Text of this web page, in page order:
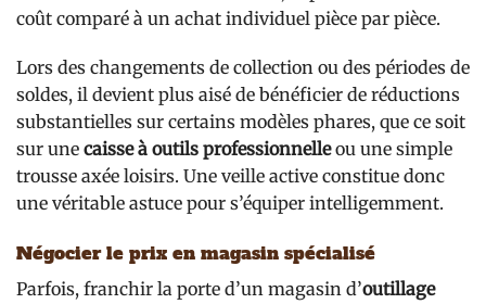
coût comparé à un achat individuel pièce par pièce.
Lors des changements de collection ou des périodes de
soldes, il devient plus aisé de bénéficier de réductions
substantielles sur certains modèles phares, que ce soit
sur une caisse à outils professionnelleou une simple
trousse axée loisirs. Une veille active constitue donc
une véritable astuce pour s’équiper intelligemment.
Négocier le prix en magasin spécialisé
Parfois, franchir la porte d’un magasin d’outillage